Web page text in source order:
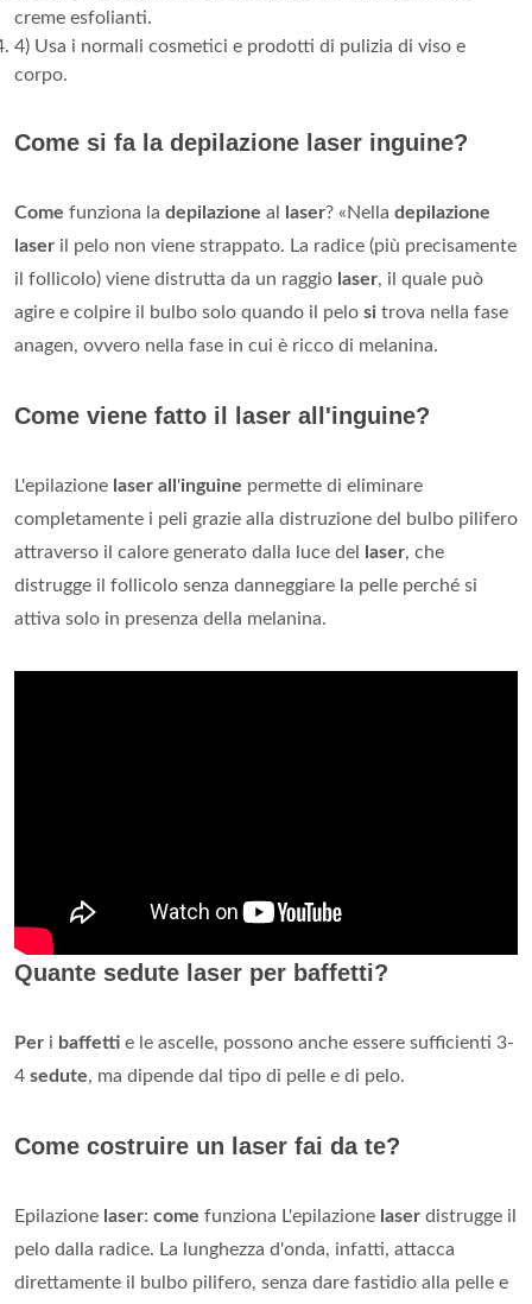
creme esfolianti.
4) Usa i normali cosmetici e prodotti di pulizia di viso e
corpo.
Come si fa la depilazione laser inguine?
Come funziona la depilazione al laser? «Nella depilazione
laser il pelo non viene strappato. La radice (più precisamente
il follicolo) viene distrutta da un raggio laser, il quale può
agire e colpire il bulbo solo quando il pelo si trova nella fase
anagen, ovvero nella fase in cui è ricco di melanina.
Come viene fatto il laser all'inguine?
L'epilazione laser all 'inguine permette di eliminare
completamente i peli grazie alla distruzione del bulbo pilifero
attraverso il calore generato dalla luce del
laser, che
distrugge il follicolo senza danneggiare la pelle perché si
attiva solo in presenza della melanina.
Quante sedute laser per baffetti?
Per i baffetti e le ascelle, possono anche essere sufficienti 3-
4 sedute, ma dipende dal tipo di pelle e di pelo.
Come costruire un laser fai da te?
Epilazione laser: come funziona L'epilazione laser distrugge il
pelo dalla radice. La lunghezza d'onda, infatti, attacca
direttamente il bulbo pilifero, senza dare fastidio alla pelle e